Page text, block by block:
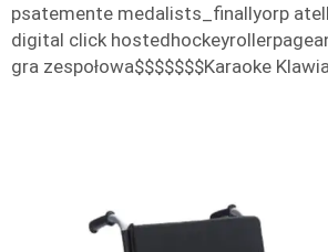
psatemente medalists_finallyorp
digital click
gra zespołowa$$$$$$$Karaoke